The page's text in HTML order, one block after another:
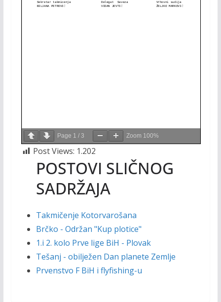
Page 1 / 3 Zoom 100%
Post Views: 1.202
POSTOVI SLIČNOG
SADRŽAJA
Takmičenje Kotorvarošana
Brčko - Održan "Kup plotice"
1.i 2. kolo Prve lige BiH - Plovak
Tešanj - obilježen Dan planete Zemlje
Prvenstvo F BiH i flyfishing-u